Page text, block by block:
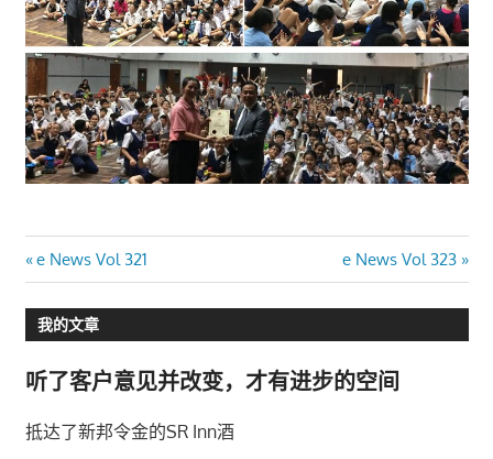
文
章
导
航
Previous
Post:
e News Vol 321
Next
Post:
e News Vol 323
我的文章
听了客户意见并改变，才有进步的空间
抵达了新邦令金的SR Inn酒